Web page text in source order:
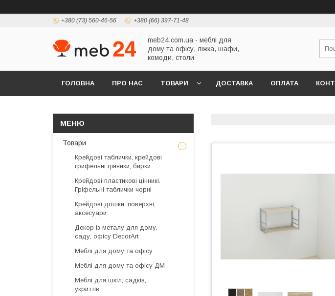
+380 (73) 560-46-56 +380 (66) 397-71-48
meb24.com.ua - меблі для
дому та офісу, ліжка, шафи,
комоди, столи
ГОЛОВНА ПРО НАС ТОВАРИ ДОСТАВКА ОПЛАТА
Товари
Крейдові таблички, крейдові
грифельні цінники, бирки
Крейдові пластикові цінникі.
Гріфельні таблички чорні
Крейдові дошки, поверхні,
аксесуари
Декор із металу для дому,
саду, офісу DecorArt
Меблі для дому та офісу
Меблі для дому та офісу ДМ
Меблі для шкіл, садків,
укриттів